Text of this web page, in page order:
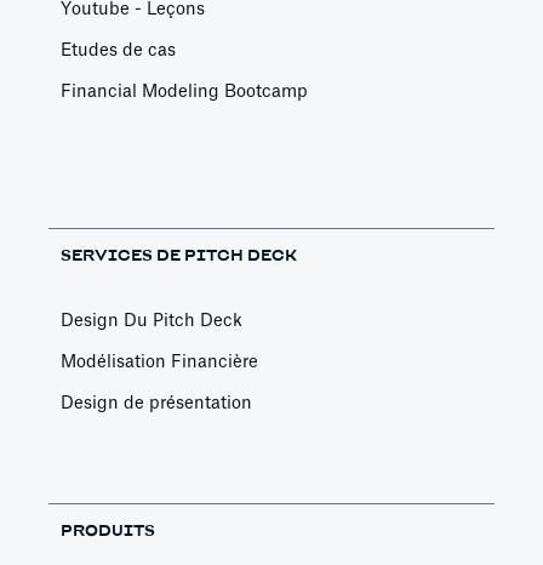
Youtube - Leçons
Etudes de cas
Financial Modeling Bootcamp
SERVICES DE PITCH DECK
Design Du Pitch Deck
Modélisation Financière
Design de présentation
PRODUITS